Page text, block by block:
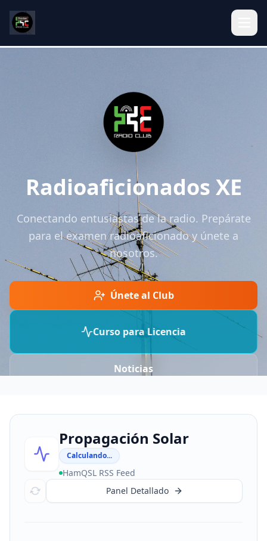
Radioaficionados XE
Conectando entusiastas de la radio. Prepárate
para el examen radioaficionado y únete a
nosotros.
Únete al Club
Curso para Licencia
Noticias
Propagación Solar
Calculando...
HamQSL RSS Feed
Panel Detallado